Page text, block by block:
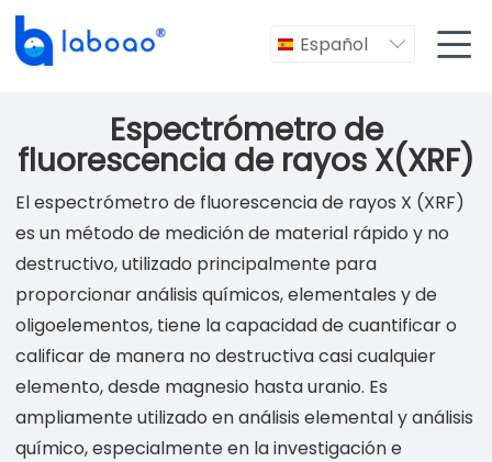
Español  
Espectrómetro de
fluorescencia de rayos X(XRF)
El espectrómetro de fluorescencia de rayos X (XRF)
es un método de medición de material rápido y no
destructivo, utilizado principalmente para
proporcionar análisis químicos, elementales y de
oligoelementos, tiene la capacidad de cuantificar o
calificar de manera no destructiva casi cualquier
elemento, desde magnesio hasta uranio. Es
ampliamente utilizado en análisis elemental y análisis
químico, especialmente en la investigación e